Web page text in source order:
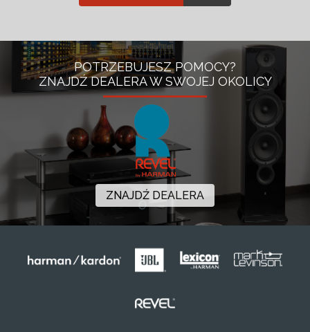
POTRZEBUJESZ POMOCY?
ZNAJDŹ DEALERA W SWOJEJ OKOLICY
ZNAJDŹ DEALERA